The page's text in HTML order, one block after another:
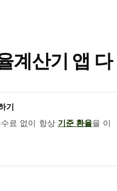
계산기 앱 다
기
료 없이 항상 기준 환율을 이